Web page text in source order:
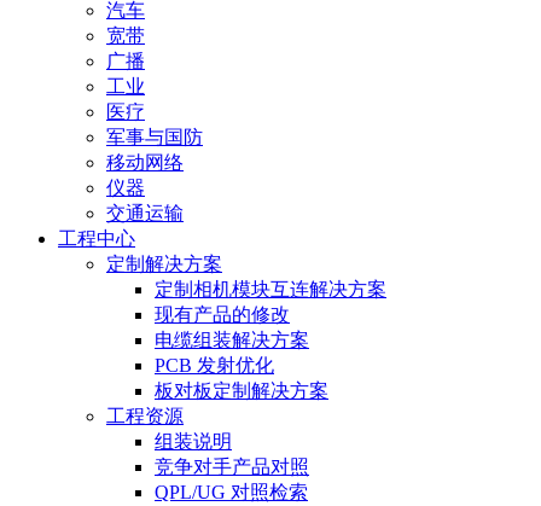
汽车
宽带
广播
工业
医疗
军事与国防
移动网络
仪器
交通运输
工程中心
定制解决方案
定制相机模块互连解决方案
现有产品的修改
电缆组装解决方案
PCB 发射优化
板对板定制解决方案
工程资源
组装说明
竞争对手产品对照
QPL/UG 对照检索